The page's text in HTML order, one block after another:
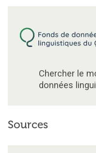
Chercher le
données
Sources